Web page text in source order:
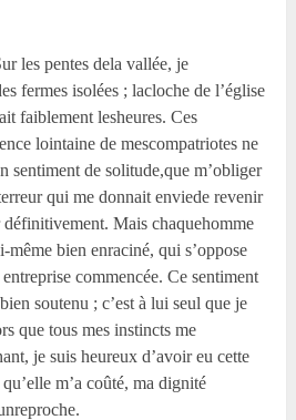
les pentes dela vallée, je
fermes isolées ; lacloche de l’église
faiblement lesheures. Ces
lointaine de mescompatriotes ne
sentiment de solitude,que m’obliger
qui me donnait enviede revenir
définitivement. Mais chaquehomme
même bien enraciné, qui s’oppose
commencée. Ce sentiment
soutenu ; c’est à lui seul que je
que tous mes instincts me
je suis heureux d’avoir eu cette
m’a coûté, ma dignité